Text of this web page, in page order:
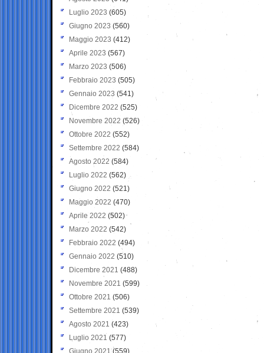
Luglio 2023 (605)
Giugno 2023 (560)
Maggio 2023 (412)
Aprile 2023 (567)
Marzo 2023 (506)
Febbraio 2023 (505)
Gennaio 2023 (541)
Dicembre 2022 (525)
Novembre 2022 (526)
Ottobre 2022 (552)
Settembre 2022 (584)
Agosto 2022 (584)
Luglio 2022 (562)
Giugno 2022 (521)
Maggio 2022 (470)
Aprile 2022 (502)
Marzo 2022 (542)
Febbraio 2022 (494)
Gennaio 2022 (510)
Dicembre 2021 (488)
Novembre 2021 (599)
Ottobre 2021 (506)
Settembre 2021 (539)
Agosto 2021 (423)
Luglio 2021 (577)
Giugno 2021(559)